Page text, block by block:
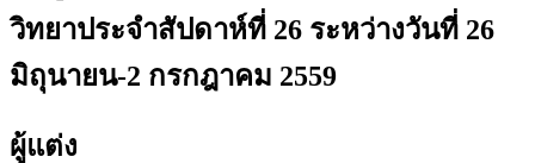
วิทยาประจำสัปดาห์ที่ 26 ระหว่างวันที่ 26
มิถุนายน-2 กรกฎาคม 2559
ผู้แต่ง